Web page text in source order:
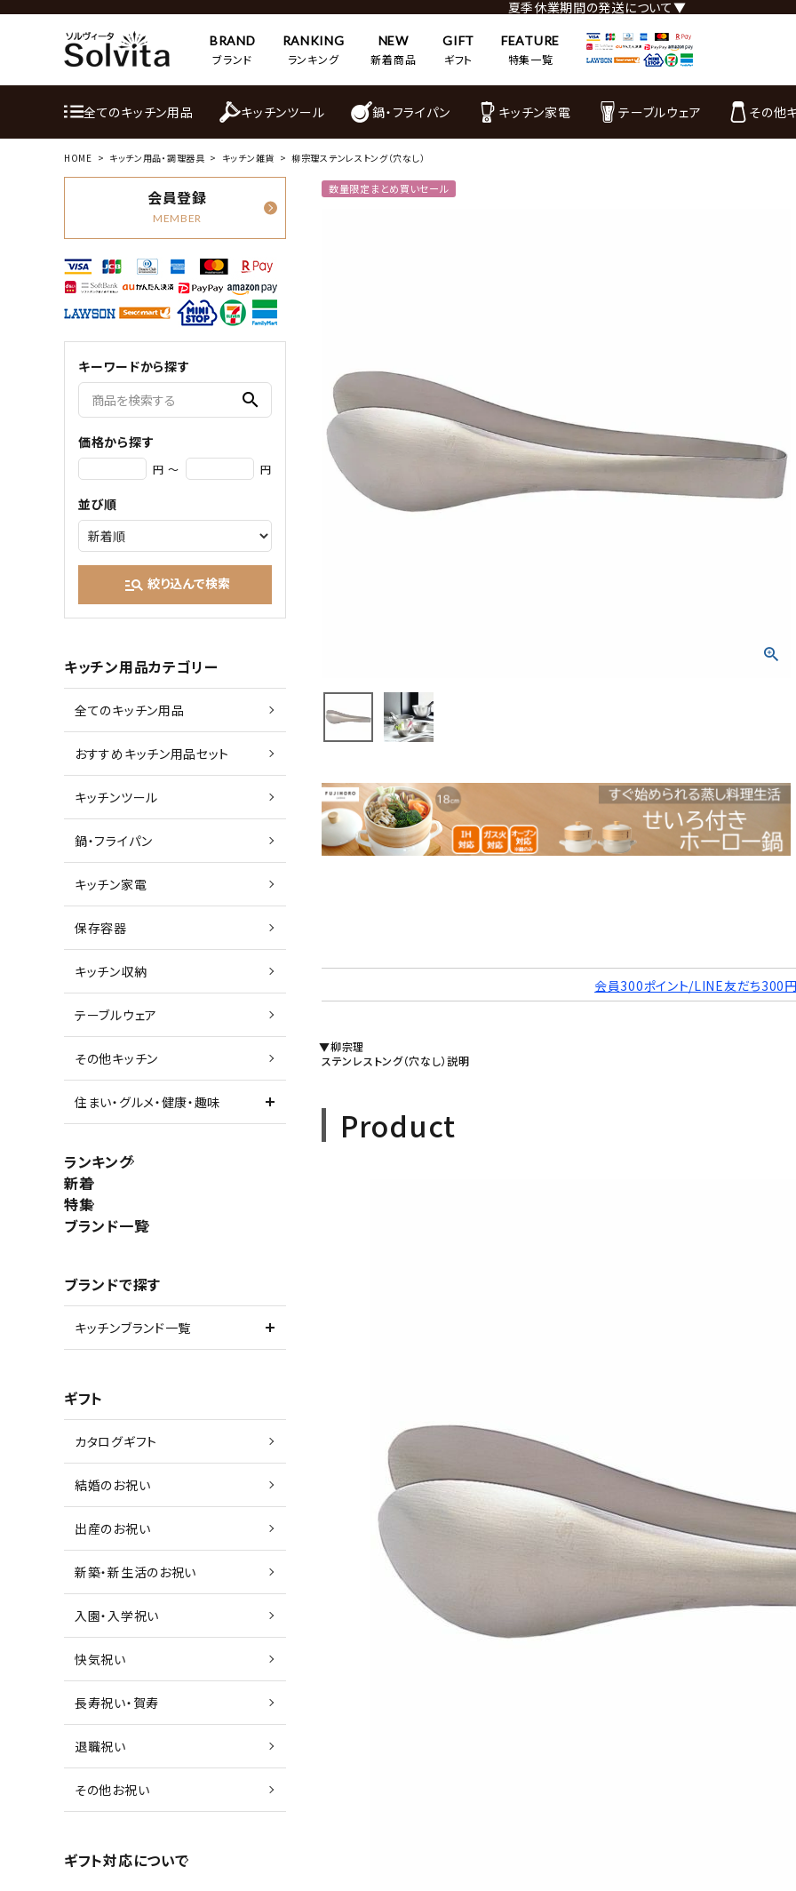
夏季休業期間の発送について▼
BRAND
ブランド
RANKING
ランキング
NEW
新着商品
GIFT
ギフト
FEATURE
特集一覧
全てのキッチン用品 キッチンツール 鍋・フライパン キッチン家電 テーブルウェア その他
HOME キッチン用品・調理器具 キッチン雑貨 柳宗理ステンレストング（穴なし）
会員登録
MEMBER
キーワードから探す
search
価格から探す
円 ～ 円
並び順
manage_search 絞り込んで検索
キッチン用品カテゴリー
全てのキッチン用品
おすすめキッチン用品セット
キッチンツール
鍋・フライパン
キッチン家電
保存容器
キッチン収納
テーブルウェア
その他キッチン
住まい・グルメ・健康・趣味
ランキング
新着
特集
ブランド一覧
ブランドで探す
キッチンブランド一覧
ギフト
カタログギフト
結婚のお祝い
出産のお祝い
新築・新生活のお祝い
入園・入学祝い
快気祝い
長寿祝い・賀寿
退職祝い
その他お祝い
ギフト対応について
数量限定まとめ買いセール
会員300ポイント/LINE友だち300
▼柳宗理
ステンレストング（穴なし）説明
Product